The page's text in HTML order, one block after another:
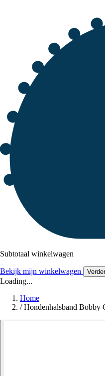
Subtotaal winkelwagen
Bekijk mijn winkelwagen
Loading...
Home
/ Hondenhalsband Bobby